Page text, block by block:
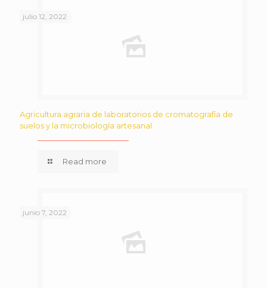
julio 12, 2022
Agricultura agraria de laboratorios de cromatografía de
suelos y la microbiología artesanal
Read more
junio 7, 2022